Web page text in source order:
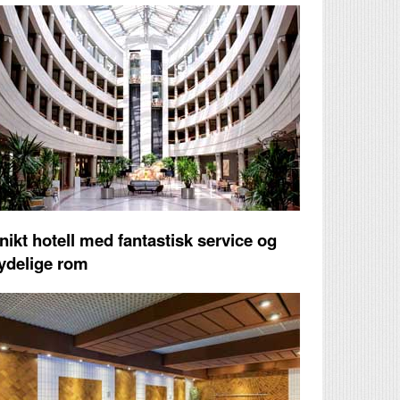
hotell med fantastisk service og
rom